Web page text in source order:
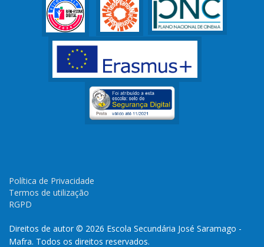
Política de Privacidade
Termos de utilização
RGPD
Direitos de autor © 2026 Escola Secundária José Saramago -
Mafra. Todos os direitos reservados.